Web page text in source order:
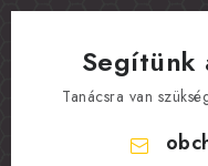
Segítünk
Tanácsra van